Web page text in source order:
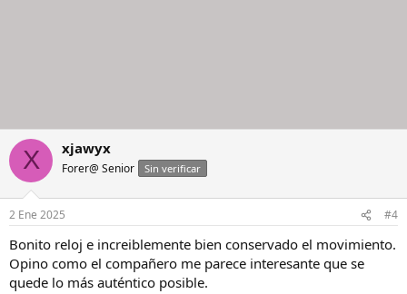
X xjawyx
Forer@ Senior Sin verificar
2 Ene 2025 #4
Bonito reloj e increiblemente bien conservado el movimiento.
Opino como el compañero me parece interesante que se
quede lo más auténtico posible.